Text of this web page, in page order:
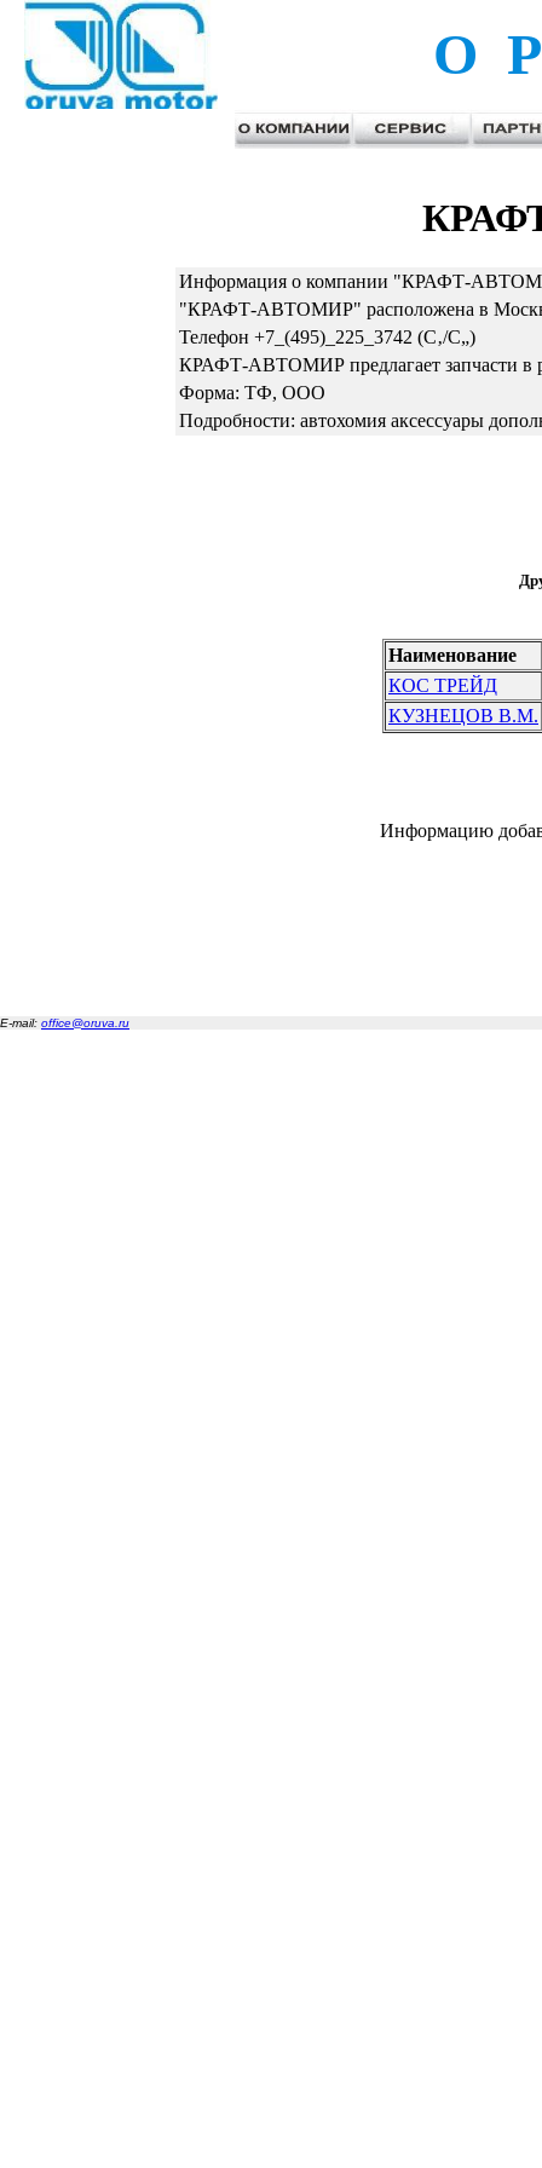
О
Информация о компании "КРАФТ-
"КРАФТ-АВТОМИР" расположена в Москве
Телефон +7_(495)_225_3742 (С‚/С„)
КРАФТ-АВТОМИР предлагает запчасти в
Форма: ТФ, ООО
Подробности: автохомия аксессуары
Наименование
КОС ТРЕЙД
КУЗНЕЦОВ В.М.
Информацию
E-mail: office@oruva.ru